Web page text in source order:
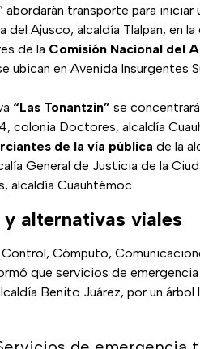
abordarán transporte para
del Ajusco, alcaldía Tlalpan, en
de la Comisión Nacional del
ubican en Avenida Insurgentes
“Las Tonantzin” se
colonia Doctores, alcaldía
de la vía pública de la
General de Justicia de la
alcaldía Cuauhtémoc.
alternativas viales
Cómputo,
que servicios de emergencia
Benito Juárez, por un